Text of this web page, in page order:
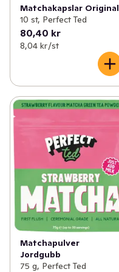
Matchakapslar Original
10 st, Perfect Ted
80,40 kr
8,04 kr /st
Matchapulver
Jordgubb
75 g, Perfect Ted